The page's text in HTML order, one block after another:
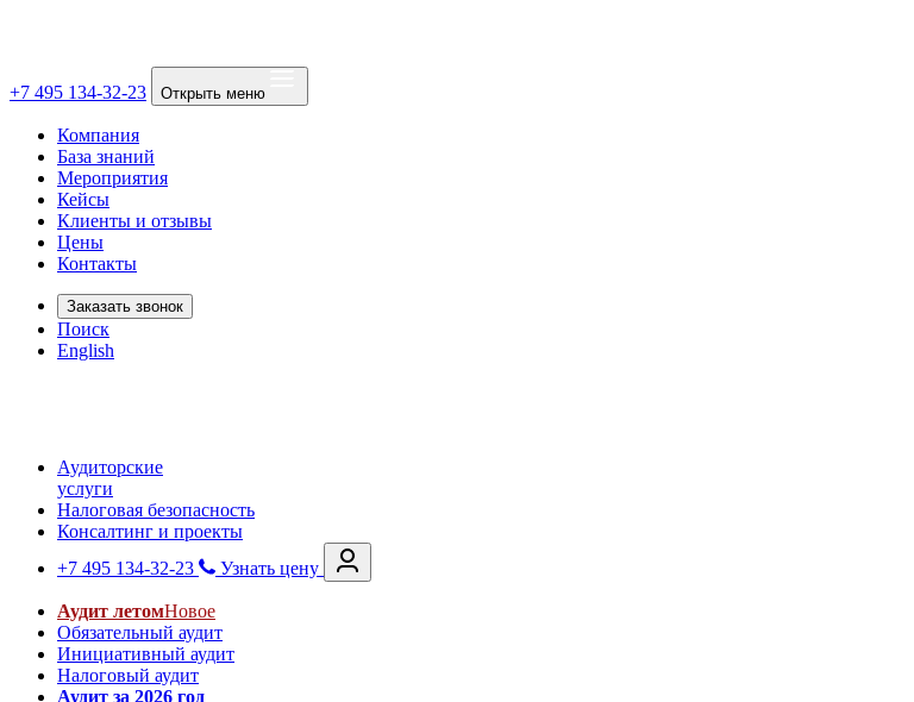
+7 495 134-32-23 Открыть меню
Компания
База знаний
Мероприятия
Кейсы
Клиенты и отзывы
Цены
Контакты
Заказать звонок
Поиск
English
Аудиторские
услуги
Налоговая безопасность
Консалтинг и проекты
+7 495 134-32-23
Узнать цену
Аудит летомНовое
Обязательный аудит
Инициативный аудит
Налоговый аудит
Аудит за 2026 год